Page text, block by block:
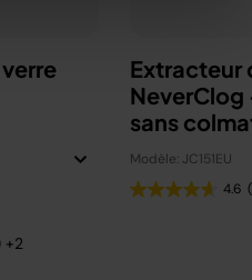
+2
Extracteur
NeverClog
sans
Modèle: JC151EU
4.6